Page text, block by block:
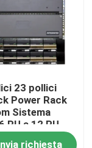
23 pollici
Power Rack
Sistema
RU a 12 RU
richiesta